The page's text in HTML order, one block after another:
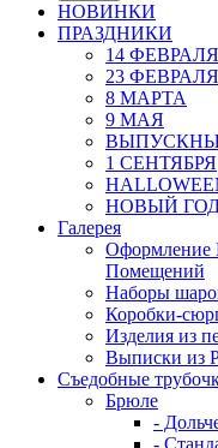
НОВИНКИ
ПРАЗДНИКИ
14 ФЕВРАЛЯ
23 ФЕВРАЛЯ
8 МАРТА
9 МАЯ
1 СЕНТЯБРЯ
НОВЫЙ
Галерея
Оформление
Помещений
Наборы
Коробки-
Изделия из
Выписки из
Съедобные
Брюле
-
-